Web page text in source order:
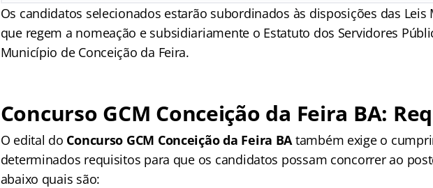
Os candidatos selecionados estarão subordinados às disposições das Leis
que regem a nomeação e subsidiariamente o Estatuto dos Servidores
Município de Conceição da Feira.
Concurso GCM Conceição da Feira BA:
O edital do Concurso GCM Conceição da Feira BAtambém exige o
determinados requisitos para que os candidatos possam concorrer ao
abaixo quais são: